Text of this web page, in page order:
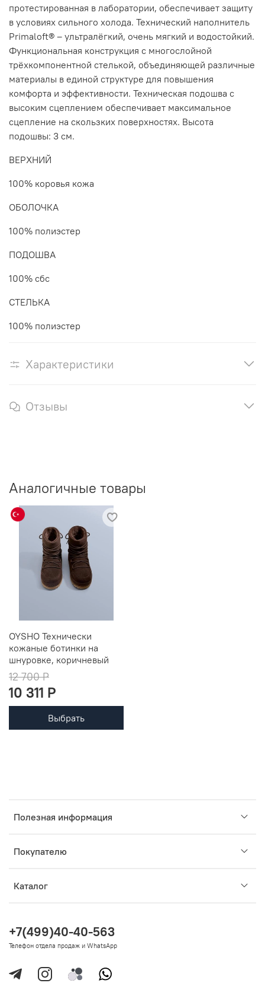
протестированная в лаборатории, обеспечивает защиту
в условиях сильного холода. Технический наполнитель
Primaloft® – ультралёгкий, очень мягкий и водостойкий.
Функциональная конструкция с многослойной
трёхкомпонентной стелькой, объединяющей различные
материалы в единой структуре для повышения
комфорта и эффективности. Техническая подошва с
высоким сцеплением обеспечивает максимальное
сцепление на скользких поверхностях. Высота
подошвы: 3 см.
ВЕРХНИЙ
100% коровья кожа
ОБОЛОЧКА
100% полиэстер
ПОДОШВА
100% сбс
СТЕЛЬКА
100% полиэстер
Характеристики
Отзывы
Аналогичные товары
OYSHO Технически
кожаные ботинки на
шнуровке, коричневый
12 700 P
10 311 P
Выбрать
Полезная информация
Покупателю
Каталог
+7(499)40-40-563
Телефон отдела продаж и WhatsApp